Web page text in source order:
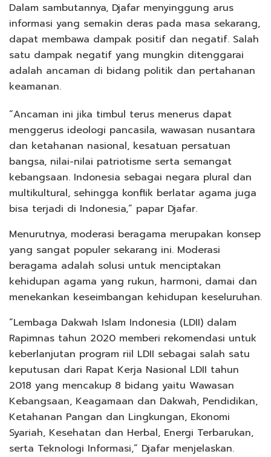
Dalam sambutannya, Djafar menyinggung arus
informasi yang semakin deras pada masa sekarang,
dapat membawa dampak positif dan negatif. Salah
satu dampak negatif yang mungkin ditenggarai
adalah ancaman di bidang politik dan pertahanan
keamanan.
“Ancaman ini jika timbul terus menerus dapat
menggerus ideologi pancasila, wawasan nusantara
dan ketahanan nasional, kesatuan persatuan
bangsa, nilai-nilai patriotisme serta semangat
kebangsaan. Indonesia sebagai negara plural dan
multikultural, sehingga konflik berlatar agama juga
bisa terjadi di Indonesia,” papar Djafar.
Menurutnya, moderasi beragama merupakan konsep
yang sangat populer sekarang ini. Moderasi
beragama adalah solusi untuk menciptakan
kehidupan agama yang rukun, harmoni, damai dan
menekankan keseimbangan kehidupan keseluruhan.
“Lembaga Dakwah Islam Indonesia (LDII) dalam
Rapimnas tahun 2020 memberi rekomendasi untuk
keberlanjutan program riil LDII sebagai salah satu
keputusan dari Rapat Kerja Nasional LDII tahun
2018 yang mencakup 8 bidang yaitu Wawasan
Kebangsaan, Keagamaan dan Dakwah, Pendidikan,
Ketahanan Pangan dan Lingkungan, Ekonomi
Syariah, Kesehatan dan Herbal, Energi Terbarukan,
serta Teknologi Informasi,” Djafar menjelaskan.